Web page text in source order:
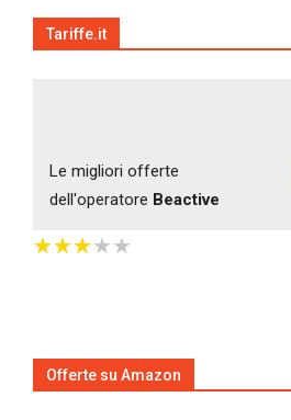
Tariffe.it
Le migliori offerte
dell'operatore Beactive
★★★★★
★★★★★
Offerte su Amazon